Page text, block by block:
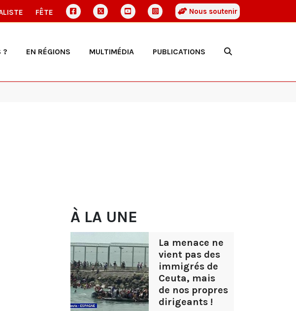
FÊTE Nous soutenir
? EN RÉGIONS MULTIMÉDIA PUBLICATIONS
À LA UNE
La menace ne
vient pas des
immigrés de
Ceuta, mais
de nos propres
dirigeants !